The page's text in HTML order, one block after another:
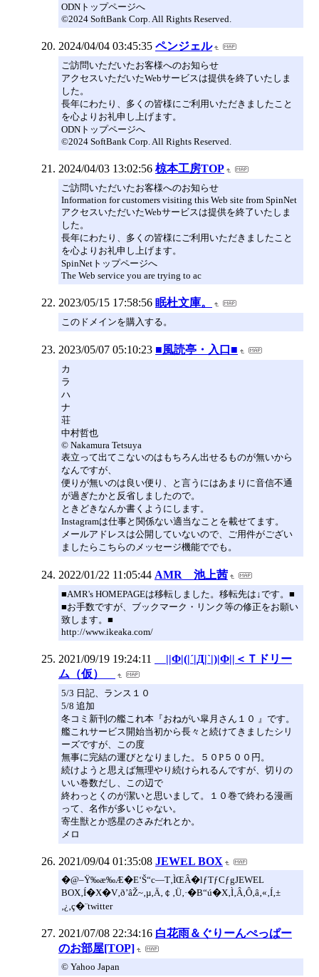
ODNトップページへ
©2024 SoftBank Corp. All Rights Reserved.
2024/04/04 03:45:35 ペンジェル
ご訪問いただいたお客様へのお知らせ
アクセスいただいたWebサービスは提供を終了いたしま
した。
長年にわたり、多くの皆様にご利用いただきましたこと
を心よりお礼申し上げます。
ODNトップページへ
©2024 SoftBank Corp. All Rights Reserved.
2024/04/03 13:02:56 椋本工房TOP
ご訪問いただいたお客様へのお知らせ
Information for customers visiting this Web site from SpinNet
アクセスいただいたWebサービスは提供を終了いたしま
した。
長年にわたり、多くの皆様にご利用いただきましたこと
を心よりお礼申し上げます。
SpinNetトップページへ
The Web service you are trying to ac
2023/05/15 17:58:56 眠杜文庫。
このドメインを購入する。
2023/05/07 05:10:23 ■風読亭・入口■
カ
ラ
ハ
ナ
荘
中村哲也
© Nakamura Tetsuya
表立って出てこないのはもちろん出せるものが無いから
なんですが、
便りが無いのは良い便り、と言うにはあまりに音信不通
が過ぎたかと反省しましたので。
ときどきなんか書くようにします。
Instagramは仕事と関係ない適当なことを載せてます。
メールアドレスは公開していないので、ご用件がござい
ましたらこちらのメッセージ機能ででも。
2022/01/22 11:05:44 AMR 池上茜
■AMR's HOMEPAGEは移転しました。移転先は↓です。■
■お手数ですが、ブックマーク・リンク等の修正をお願い
致します。■
http://www.ikeaka.com/
2021/09/19 19:24:11
||Φ|(|´|Д|`|)|Φ||＜Ｔドリー
ム（仮）
5/3 日記、ランス１０
5/8 追加
冬コミ新刊の艦これ本『おねがい皐月さん１０ 』です。
艦これサービス開始当初から長々と続けてきましたシリ
ーズですが、この度
無事に完結の運びとなりました。５０P５００円。
続けようと思えば無理やり続けられるんですが、切りの
いい巻数だし、この辺で
終わっとくのが潔いと思いまして。１０巻で終わる漫画
って、名作が多いじゃない。
寄生獣とか惑星のさみだれとか。
メロ
2021/09/04 01:35:08 JEWEL BOX
�@–Ÿ‰æ‰Æ�E‘Š“c—T‚ÌŒÂ�lƒTƒCƒgJEWEL
BOX‚Í�X�V‚ð’âŽ~‚µ‚Ä‚￠‚Ü‚·�B“ú�X‚Ì‚Â‚Ô‚â‚«‚Í‚±
‚¿‚ç�¨twitter
2021/07/08 22:34:16 白花雨＆ぐりーんぺっぱー
のお部屋[TOP]
© Yahoo Japan